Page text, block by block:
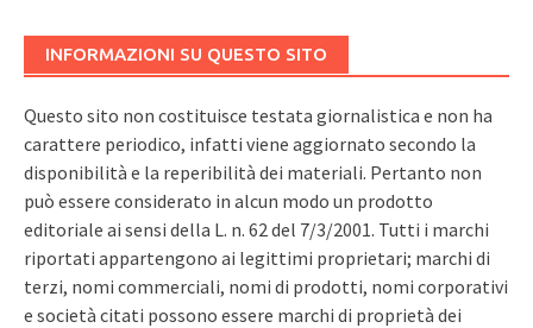
INFORMAZIONI SU QUESTO SITO
Questo sito non costituisce testata giornalistica e non ha
carattere periodico, infatti viene aggiornato secondo la
disponibilità e la reperibilità dei materiali. Pertanto non
può essere considerato in alcun modo un prodotto
editoriale ai sensi della L. n. 62 del 7/3/2001. Tutti i marchi
riportati appartengono ai legittimi proprietari; marchi di
terzi, nomi commerciali, nomi di prodotti, nomi corporativi
e società citati possono essere marchi di proprietà dei